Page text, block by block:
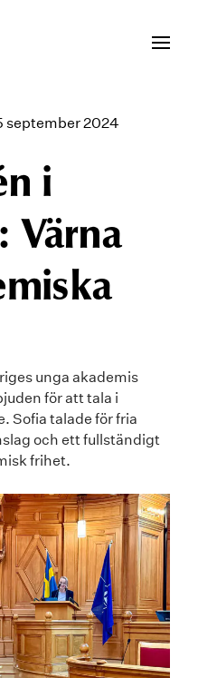
september 2024
i
Värna
unga akademis
för att tala i
Sofia talade för fria
och ett fullständigt
frihet.